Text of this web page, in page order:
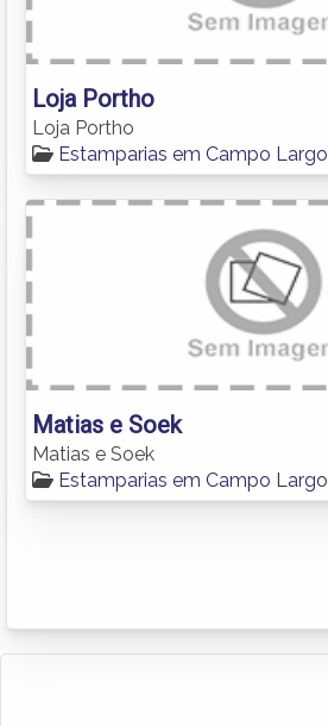
Loja Portho
Loja Portho
Estamparias em Campo Largo
Matias e Soek
Matias e Soek
Estamparias em Campo Largo